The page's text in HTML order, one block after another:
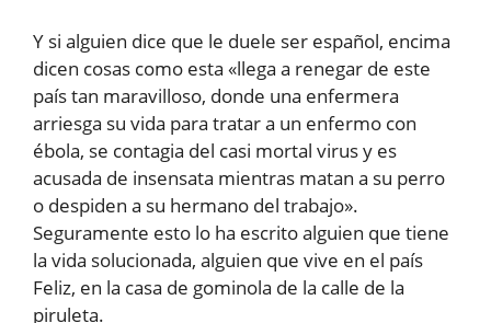
Y si alguien dice que le duele ser español, encima
dicen cosas como esta «llega a renegar de este
país tan maravilloso, donde una enfermera
arriesga su vida para tratar a un enfermo con
ébola, se contagia del casi mortal virus y es
acusada de insensata mientras matan a su perro
o despiden a su hermano del trabajo».
Seguramente esto lo ha escrito alguien que tiene
la vida solucionada, alguien que vive en el país
Feliz, en la casa de gominola de la calle de la
piruleta.